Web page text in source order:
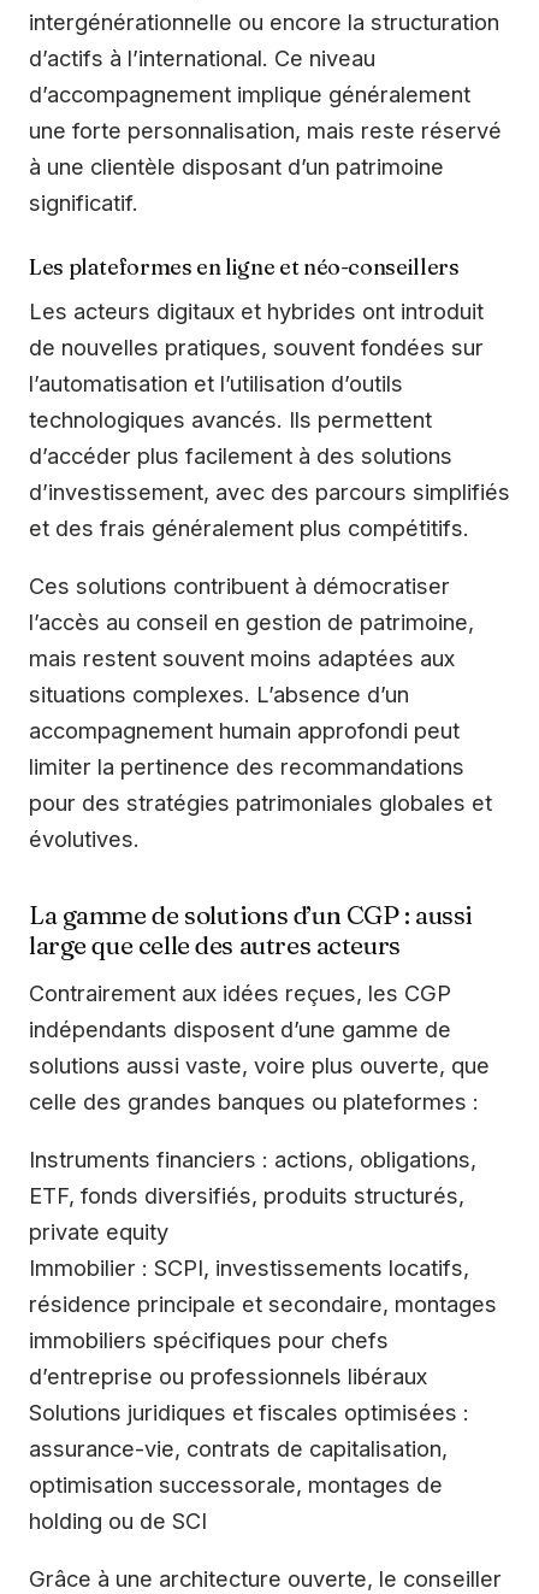
intergénérationnelle ou encore la structuration
d’actifs à l’international. Ce niveau
d’accompagnement implique généralement
une forte personnalisation, mais reste réservé
à une clientèle disposant d’un patrimoine
significatif.
Les plateformes en ligne et néo-conseillers
Les acteurs digitaux et hybrides ont introduit
de nouvelles pratiques, souvent fondées sur
l’automatisation et l’utilisation d’outils
technologiques avancés. Ils permettent
d’accéder plus facilement à des solutions
d’investissement, avec des parcours simplifiés
et des frais généralement plus compétitifs.
Ces solutions contribuent à démocratiser
l’accès au conseil en gestion de patrimoine,
mais restent souvent moins adaptées aux
situations complexes. L’absence d’un
accompagnement humain approfondi peut
limiter la pertinence des recommandations
pour des stratégies patrimoniales globales et
évolutives.
La gamme de solutions d’un CGP : aussi
large que celle des autres acteurs
Contrairement aux idées reçues, les CGP
indépendants disposent d’une gamme de
solutions aussi vaste, voire plus ouverte, que
celle des grandes banques ou plateformes :
Instruments financiers : actions, obligations,
ETF, fonds diversifiés, produits structurés,
private equity
Immobilier : SCPI, investissements locatifs,
résidence principale et secondaire, montages
immobiliers spécifiques pour chefs
d’entreprise ou professionnels libéraux
Solutions juridiques et fiscales optimisées :
assurance-vie, contrats de capitalisation,
optimisation successorale, montages de
holding ou de SCI
Grâce à une architecture ouverte, le conseiller